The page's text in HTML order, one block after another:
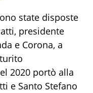
state disposte
presidente
e Corona, a
2020 portò alla
e Santo Stefano